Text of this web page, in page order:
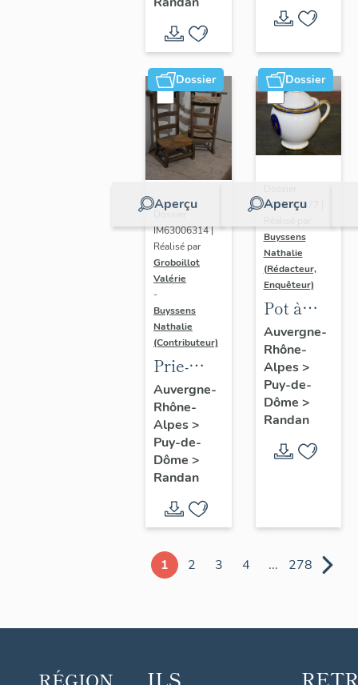
prière de
Marie-
Amélie "
Dossier
Aperçu
Dossier
IM63006314 |
Réalisé par
Groboillot
Valérie
-
Buyssens
Nathalie
(Contributeur)
Prie-
Dieu n° 1
Auvergne-
Rhône-
Alpes>
Puy-de-
Dôme >
Randan
Dossier
Aperçu
IM63009577 |
Buyssens
Nathalie
(Rédacteur,
Enquêteur)
Pot à
crème n°
2
Auvergne-
Rhône-
Alpes>
Puy-de-
Dôme >
Randan
1 2 3 4 ... 278
RÉGION
ILS